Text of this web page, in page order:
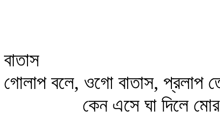
বাতাস
গোলাপ বলে, ওগো বাতাস, প্রলাপ
কেন এসে ঘা দিলে মোর